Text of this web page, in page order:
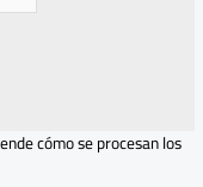
cómo se procesan los